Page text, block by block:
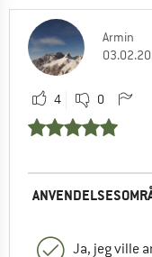
Armin
4 0
Ja, jeg ville